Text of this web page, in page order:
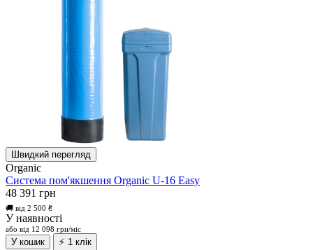
Швидкий перегляд
Organic
Система пом'якшення Organic U-16 Easy
48 391 грн
🚚 від 2 500 ₴
У наявності
або від 12 098 грн/міс
У кошик
⚡ 1 клік